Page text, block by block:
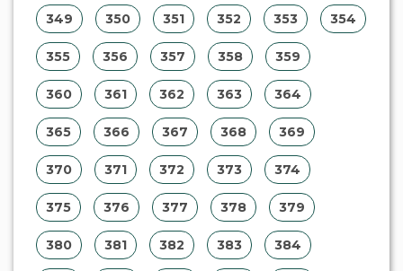
349 350 351 352 353 354
355 356 357 358 359
360 361 362 363 364
365 366 367 368 369
370 371 372 373 374
375 376 377 378 379
380 381 382 383 384